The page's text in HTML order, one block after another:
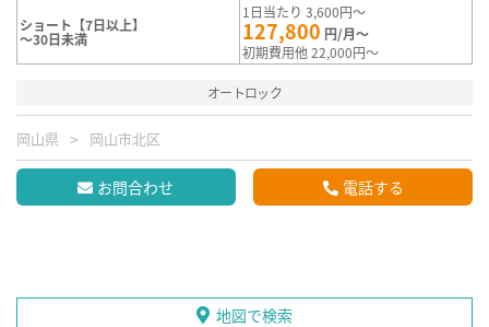
ショート【7日以上】
～30日未満
1日当たり 3,600円～
127,800 円/月～
初期費用他 22,000円～
オートロック
岡山県 岡山市北区
お問合わせ 電話する
地図で検索